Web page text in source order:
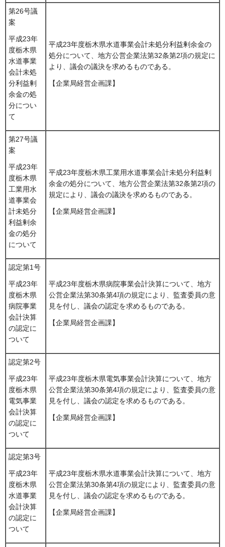
第26号議
案
平成23年
度栃木県
水道事業
会計未処
分利益剰
余金の処
分につい
て
平成23年度栃木県水道事業会計未処分利益剰余金の
処分について、地方公営企業法第32条第2項の規定に
より、議会の議決を求めるものである。
【企業局経営企画課】
第27号議
案
平成23年
度栃木県
工業用水
道事業会
計未処分
利益剰余
金の処分
について
平成23年度栃木県工業用水道事業会計未処分利益剰
余金の処分について、地方公営企業法第32条第2項の
規定により、議会の議決を求めるものである。
【企業局経営企画課】
認定第1号
平成23年
度栃木県
病院事業
会計決算
の認定に
ついて
平成23年度栃木県病院事業会計決算について、地方
公営企業法第30条第4項の規定により、監査委員の意
見を付し、議会の認定を求めるものである。
【企業局経営企画課】
認定第2号
平成23年
度栃木県
電気事業
会計決算
の認定に
ついて
平成23年度栃木県電気事業会計決算について、地方
公営企業法第30条第4項の規定により、監査委員の意
見を付し、議会の認定を求めるものである。
【企業局経営企画課】
認定第3号
平成23年
度栃木県
水道事業
会計決算
の認定に
ついて
平成23年度栃木県水道事業会計決算について、地方
公営企業法第30条第4項の規定により、監査委員の意
見を付し、議会の認定を求めるものである。
【企業局経営企画課】